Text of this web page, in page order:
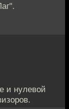
и нулевой